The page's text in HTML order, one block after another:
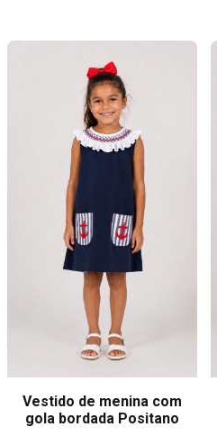
Vestido de menina com
gola bordada Positano